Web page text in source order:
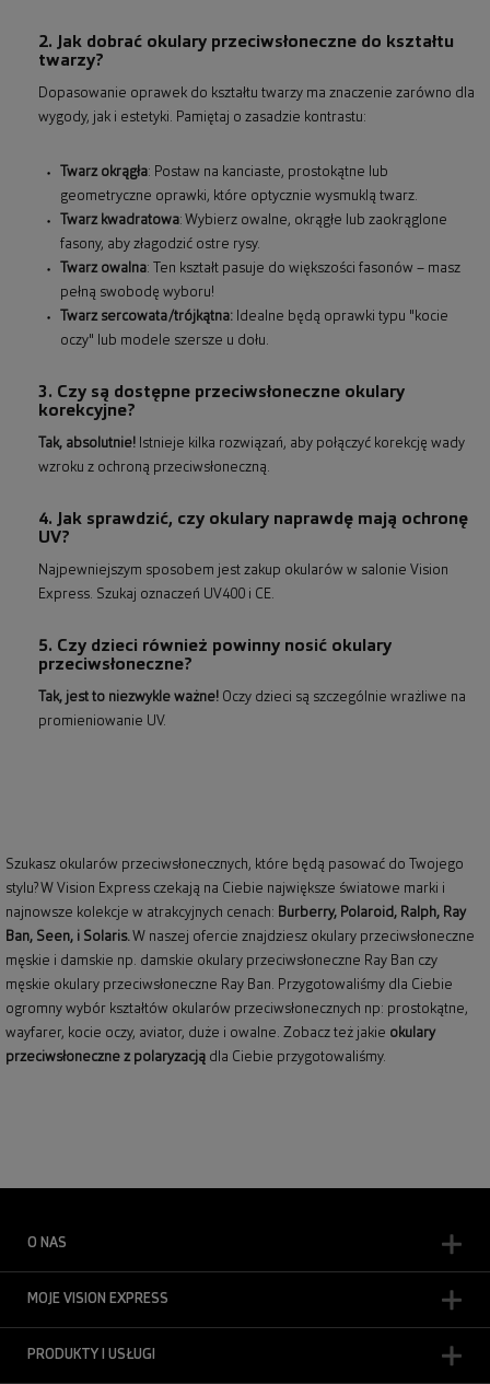
2. Jak dobrać okulary przeciwsłoneczne do kształtu
twarzy?
Dopasowanie oprawek do kształtu twarzy ma znaczenie zarówno dla
wygody, jak i estetyki. Pamiętaj o zasadzie kontrastu:
Twarz okrągła: Postaw na kanciaste, prostokątne lub
geometryczne oprawki, które optycznie wysmuklą twarz.
Twarz kwadratowa: Wybierz owalne, okrągłe lub zaokrąglone
fasony, aby złagodzić ostre rysy.
Twarz owalna: Ten kształt pasuje do większości fasonów – masz
pełną swobodę wyboru!
Twarz sercowata/trójkątna: Idealne będą oprawki typu "kocie
oczy" lub modele szersze u dołu.
3. Czy są dostępne przeciwsłoneczne okulary
korekcyjne?
Tak, absolutnie! Istnieje kilka rozwiązań, aby połączyć korekcję wady
wzroku z ochroną przeciwsłoneczną.
4. Jak sprawdzić, czy okulary naprawdę mają ochronę
UV?
Najpewniejszym sposobem jest zakup okularów w salonie Vision
Express. Szukaj oznaczeń UV400 i CE.
5. Czy dzieci również powinny nosić okulary
przeciwsłoneczne?
Tak, jest to niezwykle ważne! Oczy dzieci są szczególnie wrażliwe na
promieniowanie UV.
Szukasz okularów przeciwsłonecznych, które będą pasować do Twojego
stylu? W Vision Express czekają na Ciebie największe światowe marki i
najnowsze kolekcje w atrakcyjnych cenach: Burberry, Polaroid , Ralph, Ray
Ban, Seen, i Solaris. W naszej ofercie znajdziesz okulary przeciwsłoneczne
męskie i damskie np. damskie okulary przeciwsłoneczne Ray Ban czy
męskie okulary przeciwsłoneczne Ray Ban. Przygotowaliśmy dla Ciebie
ogromny wybór kształtów okularów przeciwsłonecznych np: prostokątne,
wayfarer, kocie oczy, aviator, duże i owalne. Zobacz też jakie okulary
przeciwsłoneczne z polaryzacją dla Ciebie przygotowaliśmy.
O NAS
MOJE VISION EXPRESS
PRODUKTY I USŁUGI